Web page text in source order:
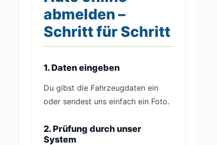
abmelden –
Schritt für Schritt
1. Daten eingeben
Du gibst die Fahrzeugdaten ein
oder sendest uns einfach ein Foto.
2. Prüfung durch unser
System